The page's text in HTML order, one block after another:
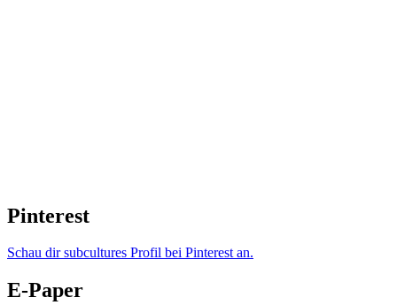
Pinterest
Schau dir subcultures Profil bei Pinterest an.
E-Paper